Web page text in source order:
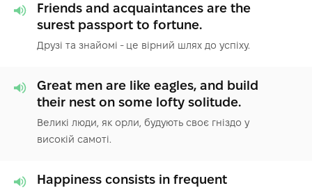
Friends and acquaintances are the
surest passport to fortune.
Друзі та знайомі - це вірний шлях до успіху.
Great men are like eagles, and build
their nest on some lofty solitude.
Великі люди, як орли, будують своє гніздо у
високій самоті.
Happiness consists in frequent